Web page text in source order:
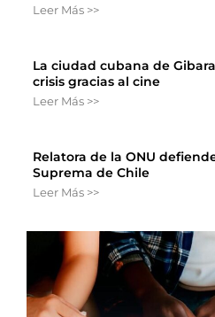
Leer Más >>
La ciudad cubana de
crisis gracias al cine
Leer Más >>
Relatora de la ONU
Suprema de Chile
Leer Más >>